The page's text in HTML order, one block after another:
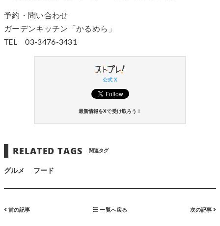
予約・問い合わせ
ガーデンキッチン「かるめら」
TEL 03-3476-3431
公式 X
最新情報をXで受け取ろう！
RELATED TAGS 関連タグ
グルメ フード
前の記事 一覧へ戻る 次の記事